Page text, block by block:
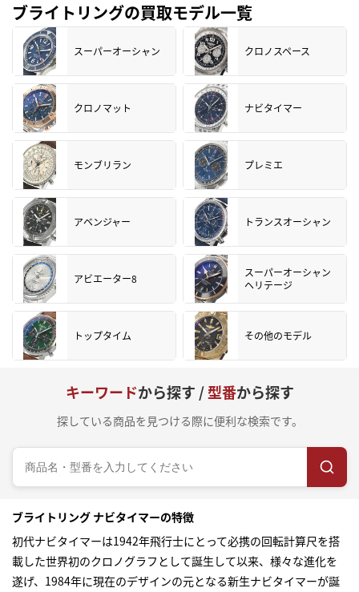
ブライトリングの買取モデル一覧
スーパーオーシャン クロノスペース
クロノマット ナビタイマー
モンブリラン プレミエ
アベンジャー トランスオーシャン
アビエーター8
スーパーオーシャン
ヘリテージ
トップタイム その他のモデル
キーワードから探す /型番から探す
探している商品を見つける際に便利な検索です。
ブライトリング ナビタイマーの特徴
初代ナビタイマーは1942年飛行士にとって必携の回転計算尺を搭
載した世界初のクロノグラフとして誕生して以来、様々な進化を
遂げ、1984年に現在のデザインの元となる新生ナビタイマーが誕